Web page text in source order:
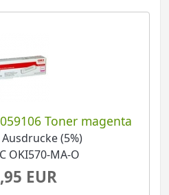
Toner magenta
(5%)
OKI570-MA-O
EUR